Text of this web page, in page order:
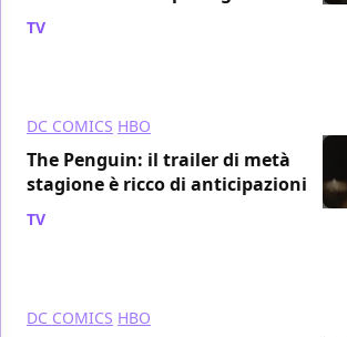
TV
DC COMICS HBO
The Penguin: il trailer di metà
stagione è ricco di anticipazioni
TV
DC COMICS HBO